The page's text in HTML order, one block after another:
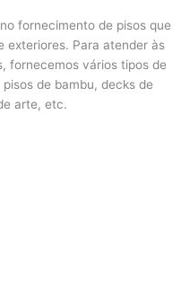
fornecimento de pisos que
exteriores. Para atender às
fornecemos vários tipos de
de bambu, decks de
arte, etc.